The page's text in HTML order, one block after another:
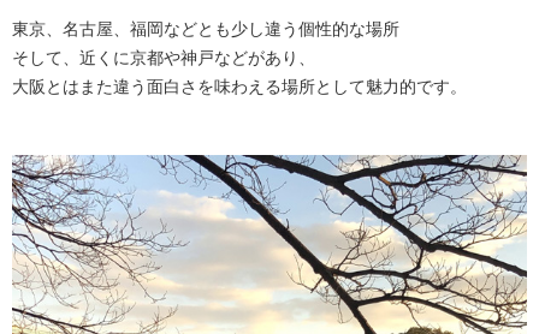
東京、名古屋、福岡などとも少し違う個性的な場所
そして、近くに京都や神戸などがあり、
大阪とはまた違う面白さを味わえる場所として魅力的です。